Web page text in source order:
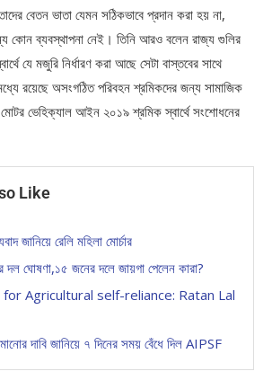
বেতন ভাতা যেমন সঠিকভাবে প্রদান করা হয় না,
কোন ব্যবস্থাপনা নেই। তিনি আরও বলেন রাজ্য গুলির
যে মজুরি নির্ধারণ করা আছে সেটা বাস্তবের সাথে
মধ্যে রয়েছে অসংগঠিত পরিবহন শ্রমিকদের জন্য সামাজিক
ভেহিক্যাল আইন ২০১৯ শ্রমিক স্বার্থে সংশোধনের
Like
জানিয়ে রেলি মহিলা মোর্চার
দল ঘোষণা,১৫ জনের দলে জায়গা পেলেন কারা?
Agricultural self-reliance: Ratan Lal
দাবি জানিয়ে ৭ দিনের সময় বেঁধে দিল AIPSF